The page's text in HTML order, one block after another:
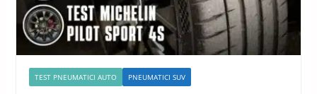
TEST PNEUMATICI AUTO PNEUMATICI SUV